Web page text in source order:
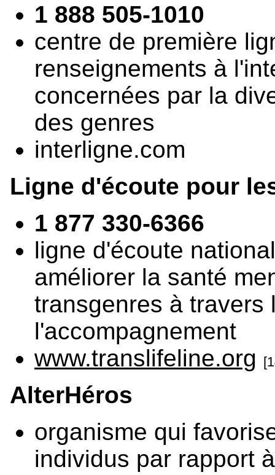
1 888 505-1010
centre de première
renseignements à
concernées par la
des genres
interligne.com
Ligne d'écoute pour
1 877 330-6366
ligne d'écoute
améliorer la santé
transgenres à travers
l'accompagnement
www.translifeline.org
AlterHéros
organisme qui
individus par rapport